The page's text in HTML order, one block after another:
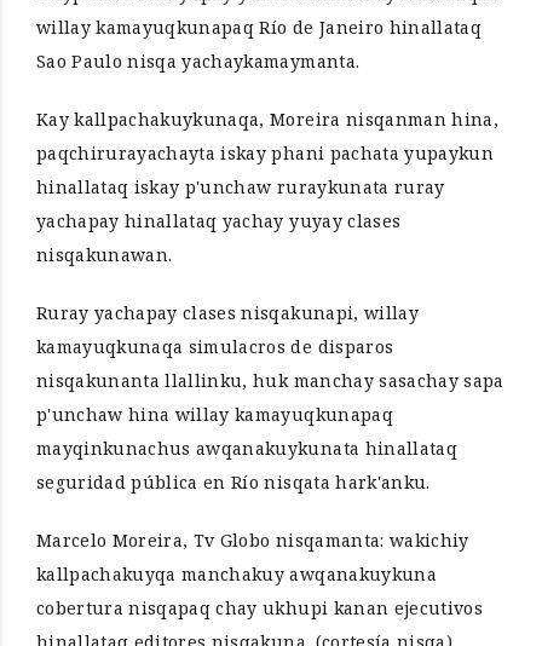
willay kamayuqkunapaq Río de Janeiro hinallataq
Sao Paulo nisqa yachaykamaymanta.
Kay kallpachakuykunaqa, Moreira nisqanman hina,
paqchirurayachayta iskay phani pachata yupaykun
hinallataq iskay p'unchaw ruraykunata ruray
yachapay hinallataq yachay yuyay clases
nisqakunawan.
Ruray yachapay clases nisqakunapi, willay
kamayuqkunaqa simulacros de disparos
nisqakunanta llallinku, huk manchay sasachay sapa
p'unchaw hina willay kamayuqkunapaq
mayqinkunachus awqanakuykunata hinallataq
seguridad pública en Río nisqata hark'anku.
Marcelo Moreira, Tv Globo nisqamanta: wakichiy
kallpachakuyqa manchakuy awqanakuykuna
cobertura nisqapaq chay ukhupi kanan ejecutivos